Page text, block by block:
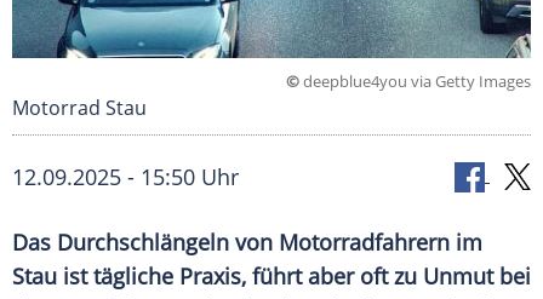
©deepblue4you via Getty Images
Motorrad Stau
12.09.2025 - 15:50 Uhr
Das Durchschlängeln von Motorradfahrern im
Stau ist tägliche Praxis, führt aber oft zu Unmut bei